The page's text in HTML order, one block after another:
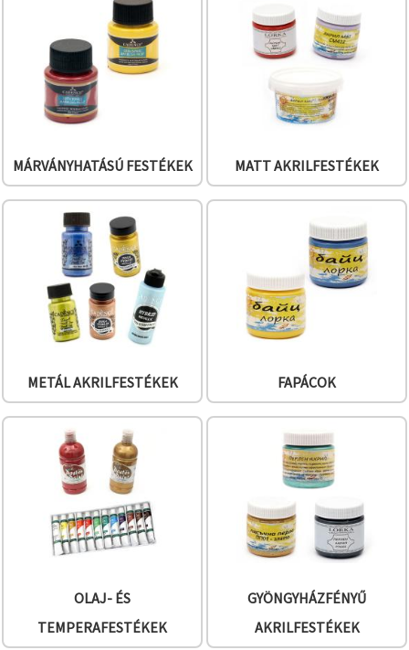
MÁRVÁNYHATÁSÚ FESTÉKEK MATT AKRILFESTÉKEK
METÁL AKRILFESTÉKEK FAPÁCOK
OLAJ- ÉS
TEMPERAFESTÉKEK
GYÖNGYHÁZFÉNYŰ
AKRILFESTÉKEK